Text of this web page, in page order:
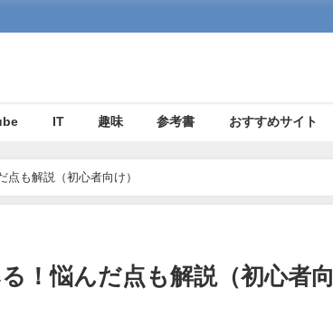
IT 趣味 参考書 おすすめサイト
点も解説（初心者向け）
！悩んだ点も解説（初心者向